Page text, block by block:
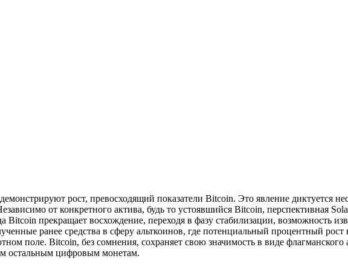
рост, превосходящий показатели Bitcoin. Это явление диктуется
от конкретного актива, будь то устоявшийся Bitcoin, перспективная
прекращает восхождение, переходя в фазу стабилизации, возможность
ранее средства в сферу альткоинов, где потенциальный процентный
поле. Bitcoin, без сомнения, сохраняет свою значимость в виде
остальным цифровым монетам.